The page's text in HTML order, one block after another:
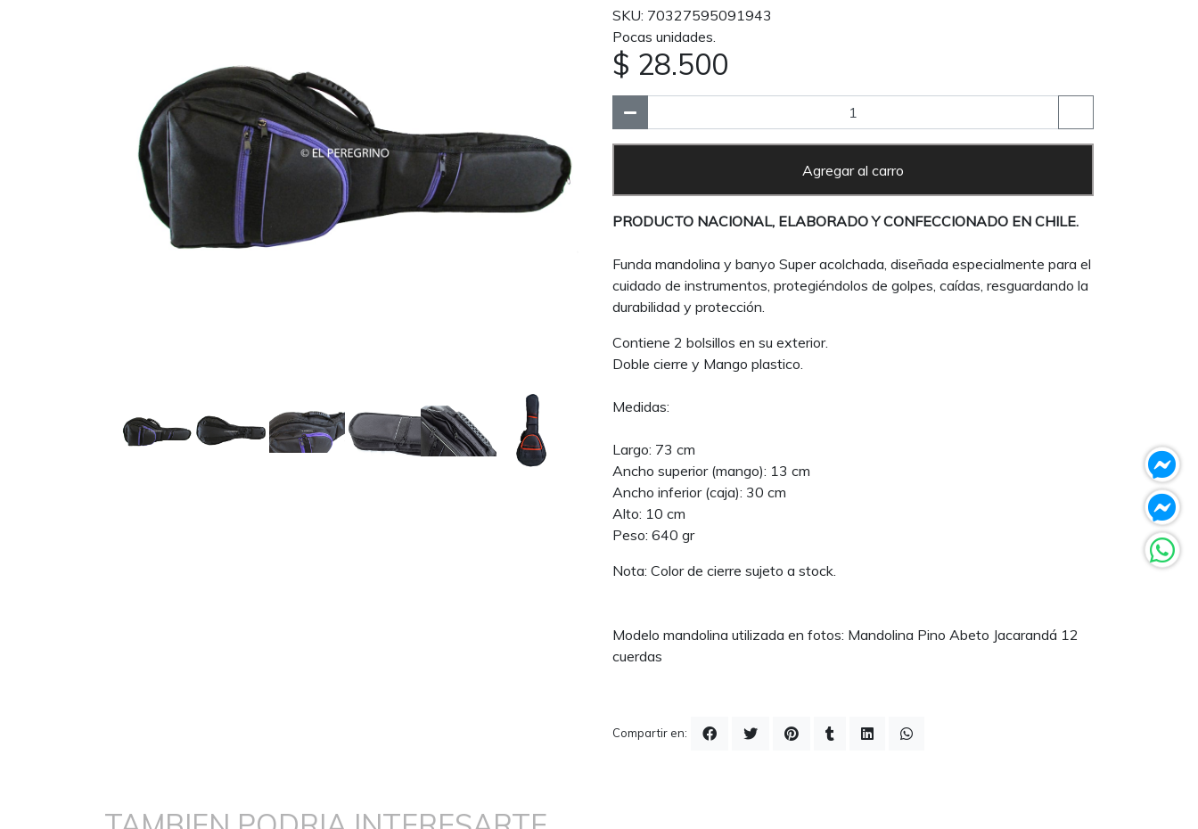
SKU: 70327595091943
Pocas unidades.
$ 28.500
Agregar al carro
PRODUCTO NACIONAL, ELABORADO Y CONFECCIONADO EN CHILE.
Funda mandolina y banyo Super acolchada, diseñada especialmente para el
cuidado de instrumentos, protegiéndolos de golpes, caídas, resguardando la
durabilidad y protección.
Contiene 2 bolsillos en su exterior.
Doble cierre y Mango plastico.
Medidas:
Largo: 73 cm
Ancho superior (mango): 13 cm
Ancho inferior (caja): 30 cm
Alto: 10 cm
Peso: 640 gr
Nota: Color de cierre sujeto a stock.
Modelo mandolina utilizada en fotos: Mandolina Pino Abeto Jacarandá 12
cuerdas
Compartir en: